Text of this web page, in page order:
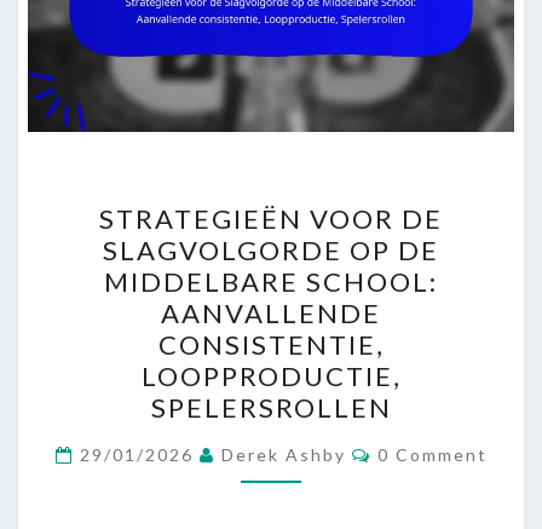
VOOR
DE
SLAGVOLGORDE
OP
DE
MIDDELBARE
SCHOOL:
AANVALLENDE
CONSISTENTIE,
STRATEGIEËN VOOR DE
SLAGVOLGORDE OP DE
MIDDELBARE SCHOOL:
AANVALLENDE
CONSISTENTIE,
LOOPPRODUCTIE,
SPELERSROLLEN
29/01/2026 Derek Ashby Comments
0 Comment